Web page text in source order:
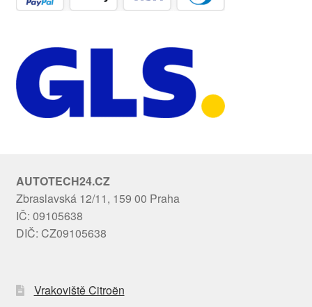
AUTOTECH24.CZ
Zbraslavská 12/11, 159 00 Praha
IČ: 09105638
DIČ: CZ09105638
Vrakoviště Citroën